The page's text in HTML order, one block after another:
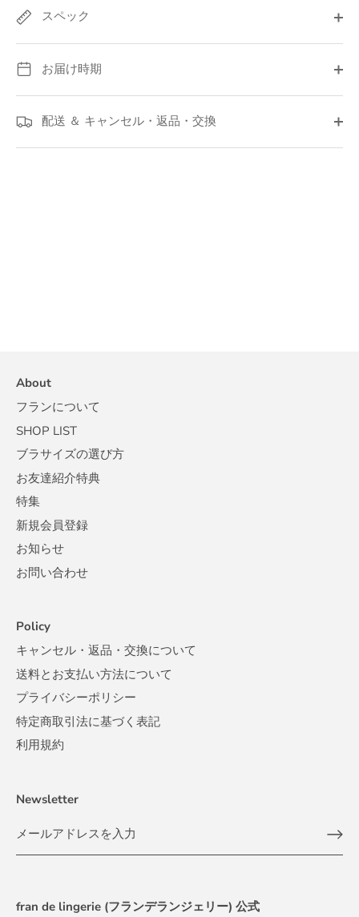
スペック
お届け時期
配送 ＆ キャンセル・返品・交換
About
フランについて
SHOP LIST
ブラサイズの選び方
お友達紹介特典
特集
新規会員登録
お知らせ
お問い合わせ
Policy
キャンセル・返品・交換について
送料とお支払い方法について
プライバシーポリシー
特定商取引法に基づく表記
利用規約
Newsletter
fran de lingerie (フランデランジェリー) 公式